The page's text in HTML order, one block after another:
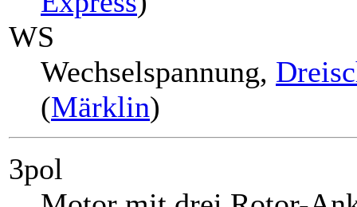
WS
Wechselspannung,
(Märklin)
3pol